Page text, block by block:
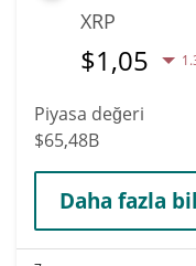
XRP
$1,05
Piyasa değeri
$65,48B
Daha fazla